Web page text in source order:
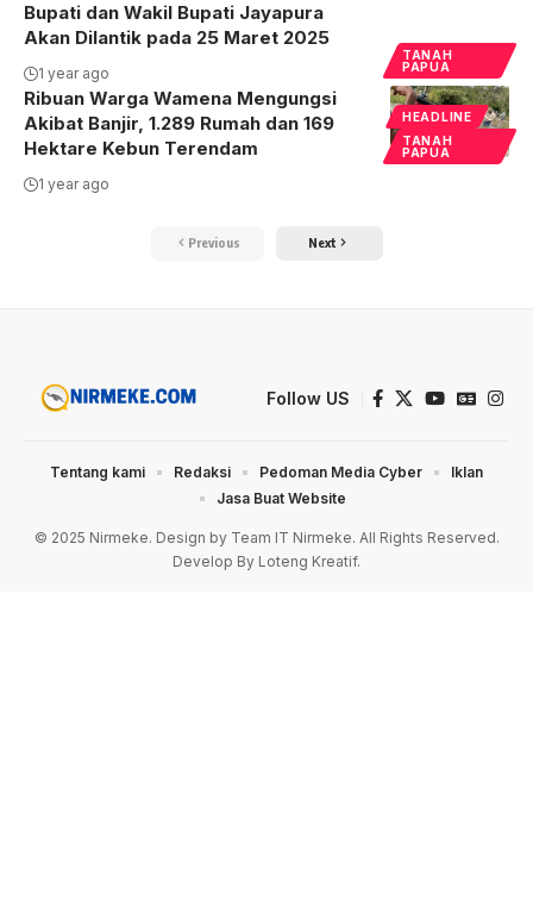
TANAH
PAPUA
Bupati dan Wakil Bupati Jayapura
Akan Dilantik pada 25 Maret 2025
1 year ago
HEADLINE
TANAH
PAPUA
Ribuan Warga Wamena Mengungsi
Akibat Banjir, 1.289 Rumah dan 169
Hektare Kebun Terendam
1 year ago
Previous Next
Follow US
© 2025 Nirmeke. Design by Team IT Nirmeke. All Rights Reserved.
Develop By Loteng Kreatif.
Tentang kami Redaksi Pedoman Media Cyber
Iklan
Jasa Buat Website